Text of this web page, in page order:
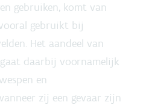
gebruiken, komt van
gebruikt bij
Het aandeel van
daarbij voornamelijk
en
zij een gevaar zijn